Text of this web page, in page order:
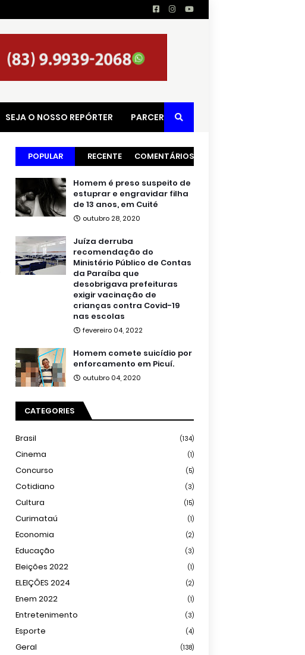
SEJA O NOSSO REPÓRTER PARCERIAS
POPULAR RECENTE COMENTÁRIOS
Homem é preso suspeito de
estuprar e engravidar filha
de 13 anos, em Cuité
outubro 28, 2020
Juíza derruba
recomendação do
Ministério Público de Contas
da Paraíba que
desobrigava prefeituras
exigir vacinação de
crianças contra Covid-19
nas escolas
fevereiro 04, 2022
Homem comete suicídio por
enforcamento em Picuí.
outubro 04, 2020
CATEGORIES
Brasil (134)
Cinema (1)
Concurso (5)
Cotidiano (3)
Cultura (15)
Curimataú (1)
Economia (2)
Educação (3)
Eleições 2022 (1)
ELEIÇÕES 2024 (2)
Enem 2022 (1)
Entretenimento (3)
Esporte (4)
Geral (138)